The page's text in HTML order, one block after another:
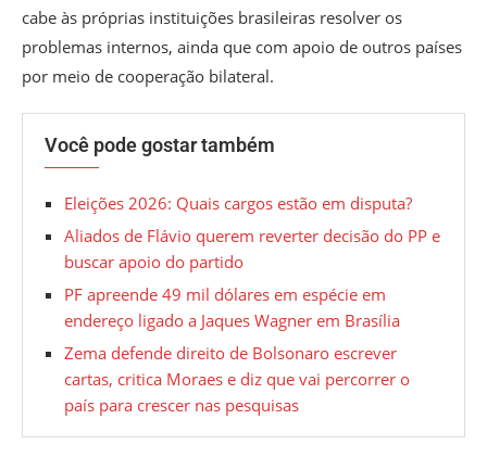
cabe às próprias instituições brasileiras resolver os
problemas internos, ainda que com apoio de outros países
por meio de cooperação bilateral.
Você pode gostar também
Eleições 2026: Quais cargos estão em disputa?
Aliados de Flávio querem reverter decisão do PP e
buscar apoio do partido
PF apreende 49 mil dólares em espécie em
endereço ligado a Jaques Wagner em Brasília
Zema defende direito de Bolsonaro escrever
cartas, critica Moraes e diz que vai percorrer o
país para crescer nas pesquisas